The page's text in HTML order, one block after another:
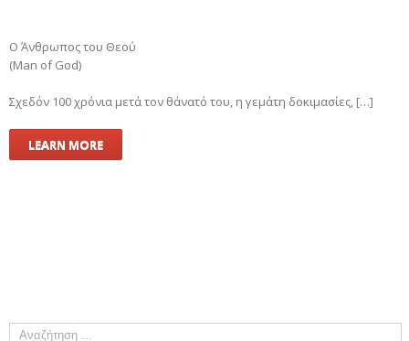
Ο Άνθρωπος του Θεού
(Μan of God)
Σχεδόν 100 χρόνια μετά τον θάνατό του, η γεμάτη δοκιμασίες, […]
LEARN MORE